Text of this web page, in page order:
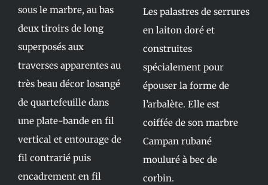
sous le marbre, au bas
deux tiroirs de long
superposés aux
traverses apparentes au
très beau décor losangé
de quartefeuille dans
une plate-bande en fil
vertical et entourage de
fil contrarié puis
encadrement en fil
Les palastres de serrures
en laiton doré et
construites
spécialement pour
épouser la forme de
l’arbalète. Elle est
coiffée de son marbre
Campan rubané
mouluré à bec de
corbin.